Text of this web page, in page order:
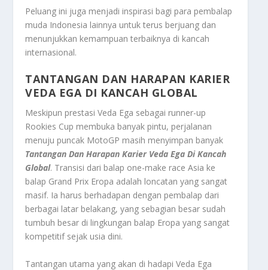
Peluang ini juga menjadi inspirasi bagi para pembalap
muda Indonesia lainnya untuk terus berjuang dan
menunjukkan kemampuan terbaiknya di kancah
internasional.
TANTANGAN DAN HARAPAN KARIER
VEDA EGADI KANCAH GLOBAL
Meskipun prestasi Veda Ega sebagai runner-up
Rookies Cup membuka banyak pintu, perjalanan
menuju puncak MotoGP masih menyimpan banyak
Tantangan Dan Harapan Karier Veda Ega Di Kancah
Global. Transisi dari balap one-make race Asia ke
balap Grand Prix Eropa adalah loncatan yang sangat
masif. Ia harus berhadapan dengan pembalap dari
berbagai latar belakang, yang sebagian besar sudah
tumbuh besar di lingkungan balap Eropa yang sangat
kompetitif sejak usia dini.
Tantangan utama yang akan di hadapi Veda Ega